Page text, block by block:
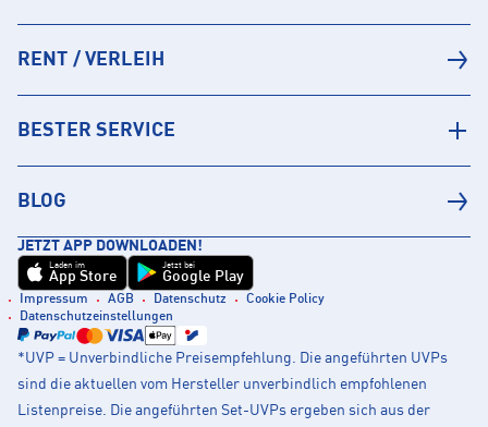
RENT / VERLEIH
BESTER SERVICE
BLOG
JETZT APP DOWNLOADEN!
Laden im
App Store
Jetzt bei
Google Play
Impressum AGB Datenschutz
Cookie Policy
Datenschutzeinstellungen
*UVP = Unverbindliche Preisempfehlung. Die angeführten UVPs
sind die aktuellen vom Hersteller unverbindlich empfohlenen
Listenpreise. Die angeführten Set-UVPs ergeben sich aus der